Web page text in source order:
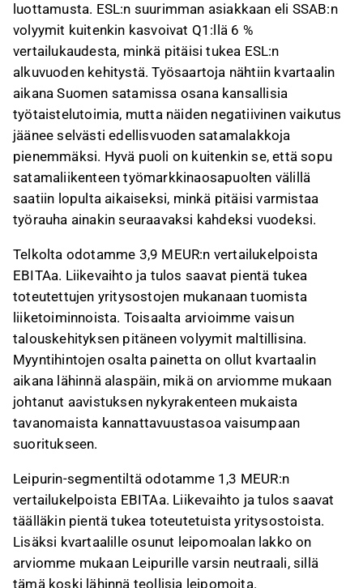
luottamusta. ESL:n suurimman asiakkaan eli SSAB:n
volyymit kuitenkin kasvoivat Q1:llä 6 %
vertailukaudesta, minkä pitäisi tukea ESL:n
alkuvuoden kehitystä. Työsaartoja nähtiin kvartaalin
aikana Suomen satamissa osana kansallisia
työtaistelutoimia, mutta näiden negatiivinen vaikutus
jäänee selvästi edellisvuoden satamalakkoja
pienemmäksi. Hyvä puoli on kuitenkin se, että sopu
satamaliikenteen työmarkkinaosapuolten välillä
saatiin lopulta aikaiseksi, minkä pitäisi varmistaa
työrauha ainakin seuraavaksi kahdeksi vuodeksi.
Telkolta odotamme 3,9 MEUR:n vertailukelpoista
EBITAa. Liikevaihto ja tulos saavat pientä tukea
toteutettujen yritysostojen mukanaan tuomista
liiketoiminnoista. Toisaalta arvioimme vaisun
talouskehityksen pitäneen volyymit maltillisina.
Myyntihintojen osalta painetta on ollut kvartaalin
aikana lähinnä alaspäin, mikä on arviomme mukaan
johtanut aavistuksen nykyrakenteen mukaista
tavanomaista kannattavuustasoa vaisumpaan
suoritukseen.
Leipurin-segmentiltä odotamme 1,3 MEUR:n
vertailukelpoista EBITAa. Liikevaihto ja tulos saavat
täälläkin pientä tukea toteutetuista yritysostoista.
Lisäksi kvartaalille osunut leipomoalan lakko on
arviomme mukaan Leipurille varsin neutraali, sillä
tämä koski lähinnä teollisia leipomoita.